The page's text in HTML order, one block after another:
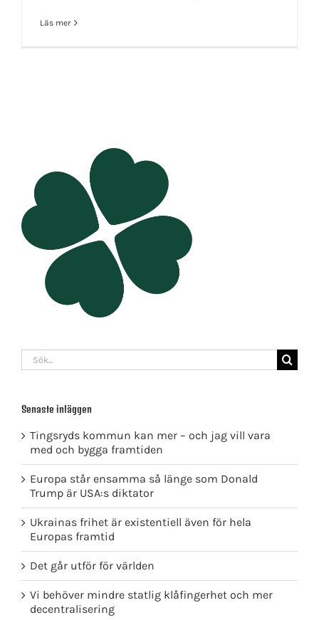
Läs mer
Sök
efter:
Senaste inläggen
Tingsryds kommun kan mer – och jag vill vara
med och bygga framtiden
Europa står ensamma så länge som Donald
Trump är USA:s diktator
Ukrainas frihet är existentiell även för hela
Europas framtid
Det går utför för världen
Vi behöver mindre statlig klåfingerhet och mer
decentralisering